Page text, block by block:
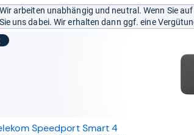
Wir arbeiten unabhängig und neutral. Wenn Sie
Sie uns dabei. Wir erhalten dann ggf. eine
Speedport Smart 4